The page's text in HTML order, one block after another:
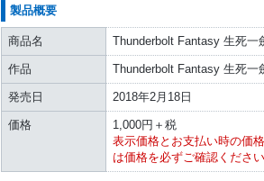
製品概要
商品名 Thunderbolt Fantasy 生死一
作品 Thunderbolt Fantasy 生死一
発売日 2018年2月18日
価格
1,000円＋税
表示価格とお支払い時の価
は価格を必ずご確認ください